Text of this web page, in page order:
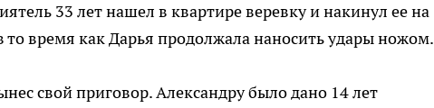
33 лет нашел в квартире веревку и накинул ее на
время как Дарья продолжала наносить удары ножом.
свой приговор. Александру было дано 14 лет